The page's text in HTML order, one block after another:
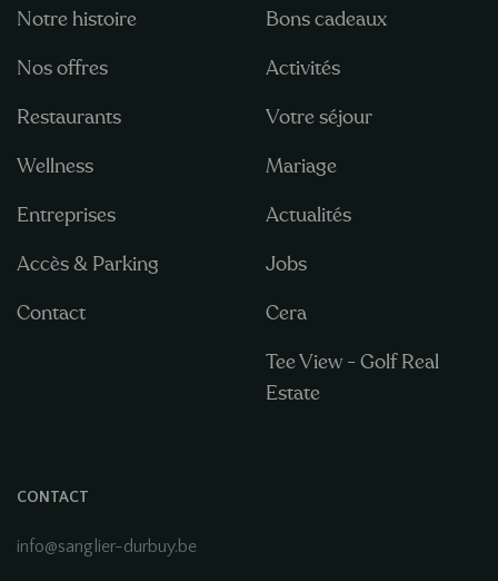
Notre histoire
Nos offres
Restaurants
Wellness
Entreprises
Accès & Parking
Contact
Bons cadeaux
Activités
Votre séjour
Mariage
Actualités
Jobs
Cera
Tee View - Golf Real
Estate
CONTACT
info@sanglier-durbuy.be